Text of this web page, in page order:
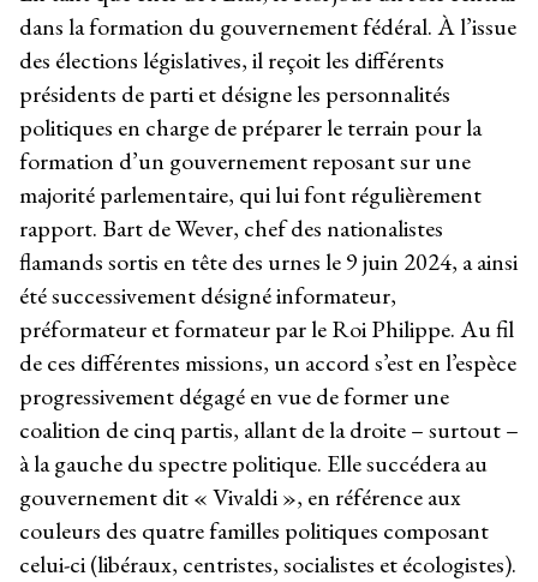
dans la formation du gouvernement fédéral. À l’issue
des élections législatives, il reçoit les différents
présidents de parti et désigne les personnalités
politiques en charge de préparer le terrain pour la
formation d’un gouvernement reposant sur une
majorité parlementaire, qui lui font régulièrement
rapport. Bart de Wever, chef des nationalistes
flamands sortis en tête des urnes le 9 juin 2024, a ainsi
été successivement désigné informateur,
préformateur et formateur par le Roi Philippe. Au fil
de ces différentes missions, un accord s’est en l’espèce
progressivement dégagé en vue de former une
coalition de cinq partis, allant de la droite – surtout –
à la gauche du spectre politique. Elle succédera au
gouvernement dit « Vivaldi », en référence aux
couleurs des quatre familles politiques composant
celui-ci (libéraux, centristes, socialistes et écologistes).